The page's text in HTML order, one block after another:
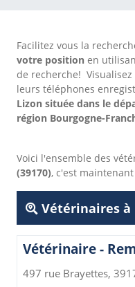
Facilitez vous la
votre position en
de recherche!
leurs téléphones
Lizon située dans le
région Bourgogne-
Voici l'ensemble des
(39170), c'est
Vétérinaires à
Vétérinaire -
497 rue Brayettes,